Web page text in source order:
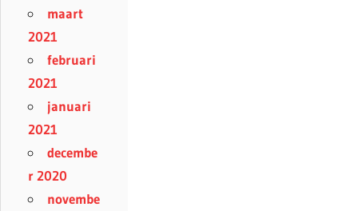
maart
2021
februari
2021
januari
2021
decembe
r 2020
novembe